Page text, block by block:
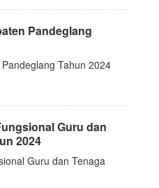
Pandeglang
Tahun 2024
Guru dan
2024
Guru dan Tenaga